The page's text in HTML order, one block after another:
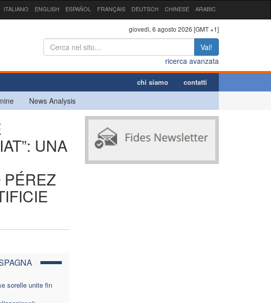
ITALIANO ENGLISH ESPAÑOL FRANÇAIS DEUTSCH CHINESE ARABIC
giovedì, 6 agosto 2026 [GMT +1]
Vai!
ricerca avanzata
chi siamo contatti
News Analysis
UNA
PÉREZ
sorelle unite fin